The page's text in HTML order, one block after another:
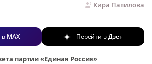
Кира Папилова
в MAX Перейти вДзен
партии «Единая Россия»